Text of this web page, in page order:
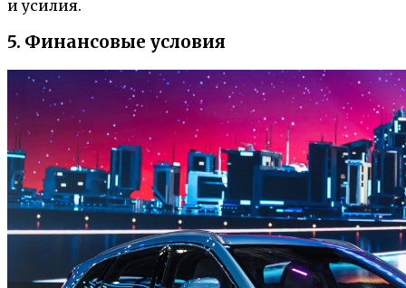
и усилия.
5. Финансовые условия